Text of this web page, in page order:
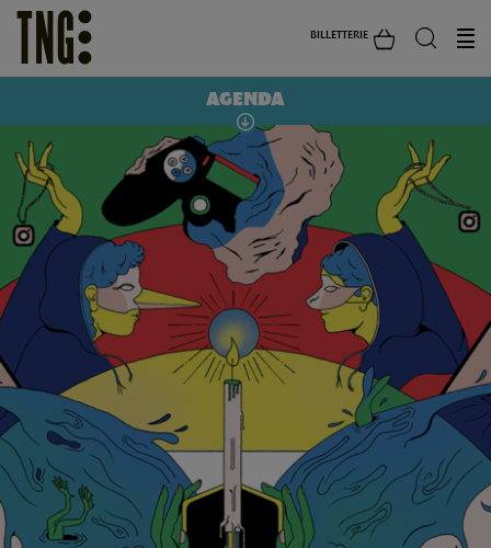
BILLETTERIE
AGENDA
GRATUIT
ORDALIE
LES 3 POINTS DE SUSPENSION & 3615 DAKOTA